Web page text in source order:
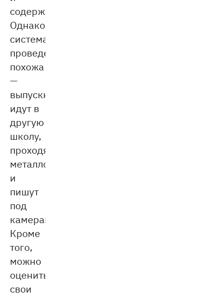
содержанием.
Однако
система
проведения
похожа
—
выпускники
идут в
другую
школу,
проходят
металлоискатели
и
пишут
под
камерами.
Кроме
того,
можно
оценить
свои